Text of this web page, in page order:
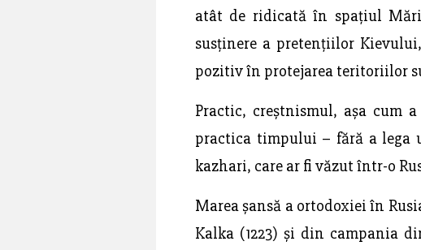
atât de ridicată în spațiul
susținere a pretențiilor
pozitiv în protejarea teritoriilor
Practic, creștnismul, așa cum
practica timpului – fără a lega
kazhari, care ar fi văzut într-o
Marea șansă a ortodoxiei în
Kalka (1223) și din campania